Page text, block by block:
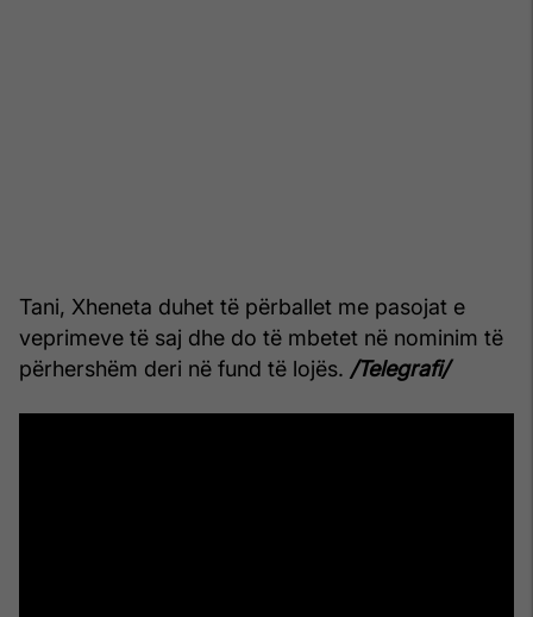
Tani, Xheneta duhet të përballet me pasojat e
veprimeve të saj dhe do të mbetet në nominim të
përhershëm deri në fund të lojës. /Telegrafi/